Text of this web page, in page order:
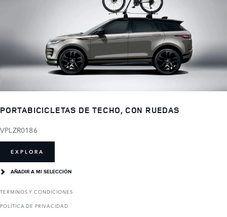
PORTABICICLETAS DE TECHO, CON RUEDAS
VPLZR0186
EXPLORA
AÑADIR A MI SELECCIÓN
TERMINOS Y CONDICIONES
POLÍTICA DE PRIVACIDAD